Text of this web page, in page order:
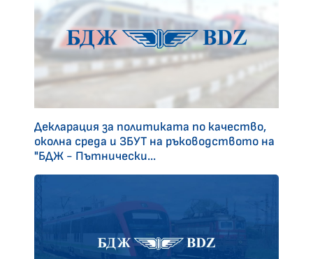
Декларация за политиката по качество,
околна среда и ЗБУТ на ръководството на
"БДЖ - Пътнически...